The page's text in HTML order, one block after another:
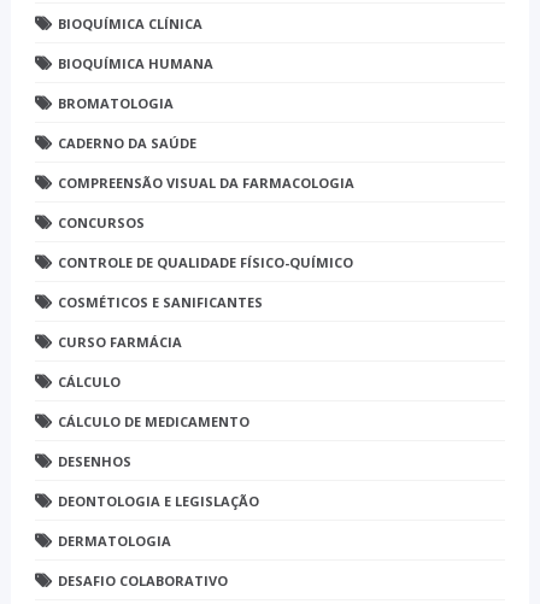
BIOQUÍMICA CLÍNICA
BIOQUÍMICA HUMANA
BROMATOLOGIA
CADERNO DA SAÚDE
COMPREENSÃO VISUAL DA FARMACOLOGIA
CONCURSOS
CONTROLE DE QUALIDADE FÍSICO-QUÍMICO
COSMÉTICOS E SANIFICANTES
CURSO FARMÁCIA
CÁLCULO
CÁLCULO DE MEDICAMENTO
DESENHOS
DEONTOLOGIA E LEGISLAÇÃO
DERMATOLOGIA
DESAFIO COLABORATIVO